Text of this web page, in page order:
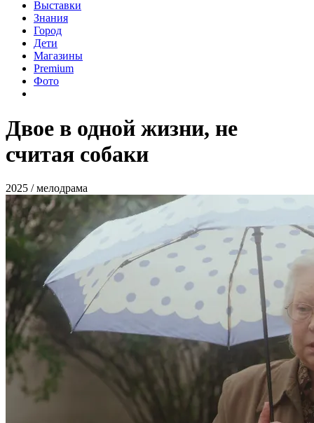
Выставки
Знания
Город
Дети
Магазины
Premium
Фото
Двое в одной жизни, не
считая собаки
2025 / мелодрама